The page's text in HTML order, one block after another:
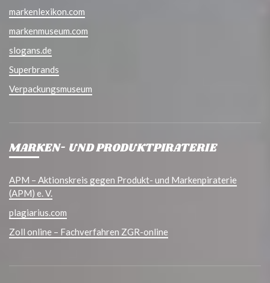
markenlexikon.com
markenmuseum.com
slogans.de
Superbrands
Verpackungsmuseum
MARKEN- UND PRODUKTPIRATERIE
APM – Aktionskreis gegen Produkt- und Markenpiraterie
(APM) e. V.
plagiarius.com
Zoll online – Fachverfahren ZGR-online